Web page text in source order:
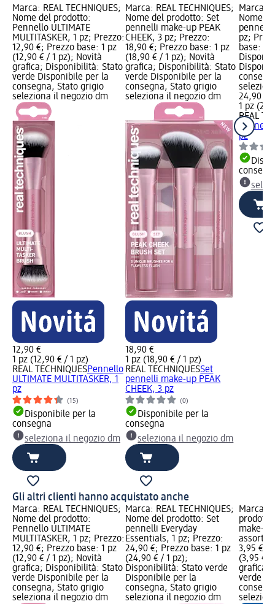
Marca: REAL TECHNIQUES;
Nome del prodotto:
Pennello ULTIMATE
MULTITASKER, 1 pz; Prezzo:
12,90 €; Prezzo base: 1 pz
(12,90 € / 1 pz); Novità
grafica; Disponibilità: Stato
verde Disponibile per la
consegna, Stato grigio
seleziona il negozio dm
12,90 €
1 pz (12,90 € / 1 pz)
REAL TECHNIQUESPennello
ULTIMATE MULTITASKER, 1
pz
(15)
Disponibile per la
consegna
seleziona il negozio dm
Marca: REAL TECHNIQUES;
Nome del prodotto: Set
pennelli make-up PEAK
CHEEK, 3 pz; Prezzo:
18,90 €; Prezzo base: 1 pz
(18,90 € / 1 pz); Novità
grafica; Disponibilità: Stato
verde Disponibile per la
consegna, Stato grigio
seleziona il negozio dm
18,90 €
1 pz (18,90 € / 1 pz)
REAL TECHNIQUESSet
pennelli make-up PEAK
CHEEK, 3 pz
(0)
Disponibile per la
consegna
seleziona il negozio dm
Marca:
Nome
pennelli
pz;
base: 1
24,90 €
1 pz
REAL
pz
Gli altri clienti hanno acquistato anche
Marca: REAL TECHNIQUES;
Nome del prodotto:
Pennello ULTIMATE
MULTITASKER, 1 pz; Prezzo:
12,90 €; Prezzo base: 1 pz
(12,90 € / 1 pz); Novità
grafica; Disponibilità: Stato
verde Disponibile per la
consegna, Stato grigio
seleziona il negozio dm
Marca: REAL TECHNIQUES;
Nome del prodotto: Set
pennelli Everyday
Essentials, 1 pz; Prezzo:
24,90 €; Prezzo base: 1 pz
(24,90 € / 1 pz);
Disponibilità: Stato verde
Disponibile per la
consegna, Stato grigio
seleziona il negozio dm
Marca:
make-
assort.,
3,95 €;
(3,95 € /
grafica;
verde